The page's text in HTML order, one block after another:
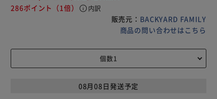
286ポイント （1倍） info 内訳
販売元： BACKYARD FAMILY
商品の問い合わせはこちら
08月08日発送予定